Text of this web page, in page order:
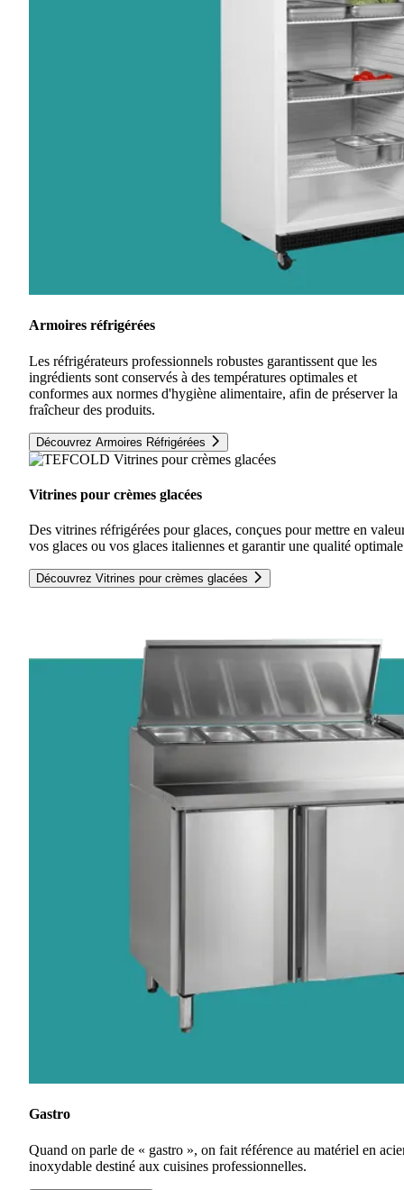
Armoires réfrigérées
Les réfrigérateurs professionnels robustes garantissent que les
ingrédients sont conservés à des températures optimales et
conformes aux normes d'hygiène alimentaire, afin de préserver la
fraîcheur des produits.
Découvrez Armoires Réfrigérées
Vitrines pour crèmes glacées
Des vitrines réfrigérées pour glaces, conçues pour mettre en
vos glaces ou vos glaces italiennes et garantir une qualité
Découvrez Vitrines pour crèmes glacées
Gastro
Quand on parle de « gastro », on fait référence au matériel en
inoxydable destiné aux cuisines professionnelles.